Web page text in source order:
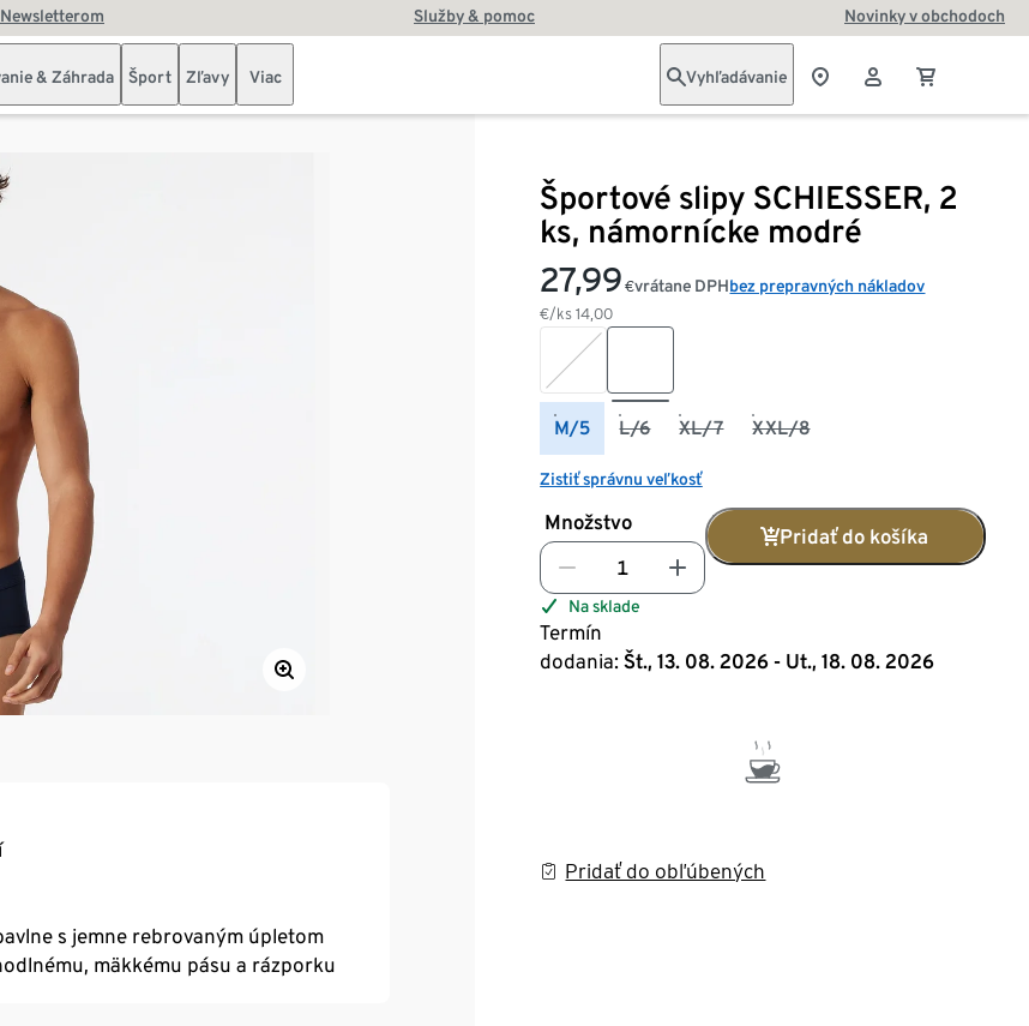
Služby & pomoc Novinky v obchodoch
& Záhrada Šport Zľavy Viac Vyhľadávanie
Športové slipy SCHIESSER, 2
ks, námornícke modré
27,99 €
€/ks14,00
vrátane DPHbez prepravných nákladov
M/5 L/6 XL/7 XXL/8
Zistiť správnu veľkosť
Množstvo
Pridať do košíka
Na sklade
Termín
dodania: Št., 13. 08. 2026 - Ut., 18. 08. 2026
Pridať do obľúbených
s jemne rebrovaným úpletom
mäkkému pásu a rázporku